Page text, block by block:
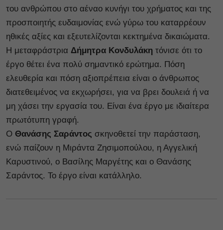
του ανθρώπου στο αέναο κυνήγι του χρήματος και της
προσποιητής ευδαιμονίας ενώ γύρω του καταρρέουν
ηθικές αξίες και εξευτελίζονται κεκτημένα δικαιώματα.
Η μεταφράστρια Δήμητρα Κονδυλάκη τόνισε ότι το
έργο θέτει ένα πολύ σημαντικό ερώτημα. Πόση
ελευθερία και πόση αξιοπρέπεια είναι ο άνθρωπος
διατεθειμένος να εκχωρήσει, για να βρει δουλειά ή να
μη χάσει την εργασία του. Είναι ένα έργο με ιδιαίτερα
πρωτότυπη γραφή.
Ο Θανάσης Σαράντος σκηνοθετεί την παράσταση,
ενώ παίζουν η Μιράντα Ζησιμοπούλου, η Αγγελική
Καρυστινού, ο Βασίλης Μαργέτης και ο Θανάσης
Σαράντος. Το έργο είναι κατάλληλο.